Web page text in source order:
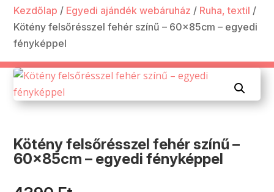
Kezdőlap / Egyedi ajándék webáruház / Ruha, textil /
Kötény felsőrésszel fehér színű – 60x85cm – egyedi
fényképpel
Kötény felsőrésszel fehér színű –
60x85cm – egyedi fényképpel